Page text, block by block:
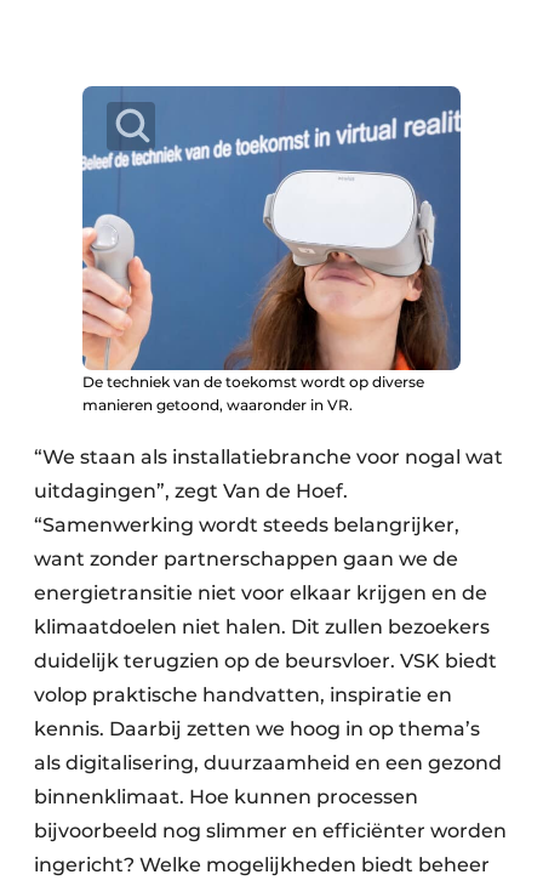
De techniek van de toekomst wordt op diverse
manieren getoond, waaronder in VR.
“We staan als installatiebranche voor nogal wat
uitdagingen”, zegt Van de Hoef.
“Samenwerking wordt steeds belangrijker,
want zonder partnerschappen gaan we de
energietransitie niet voor elkaar krijgen en de
klimaatdoelen niet halen. Dit zullen bezoekers
duidelijk terugzien op de beursvloer. VSK biedt
volop praktische handvatten, inspiratie en
kennis. Daarbij zetten we hoog in op thema’s
als digitalisering, duurzaamheid en een gezond
binnenklimaat. Hoe kunnen processen
bijvoorbeeld nog slimmer en efficiënter worden
ingericht? Welke mogelijkheden biedt beheer